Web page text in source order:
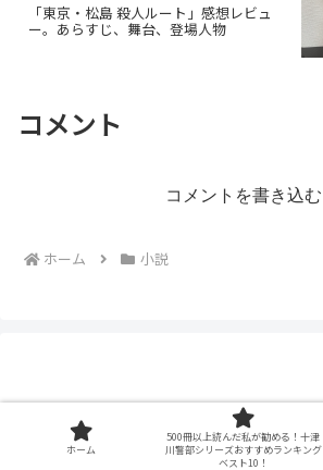
「東京・松島 殺人ルート」感想レビュ
ー。あらすじ、舞台、登場人物
コメント
コメントを書き込む
ホーム 小説
ホーム
500冊以上読んだ私が勧める！十津
川警部シリーズおすすめランキング
ベスト10！